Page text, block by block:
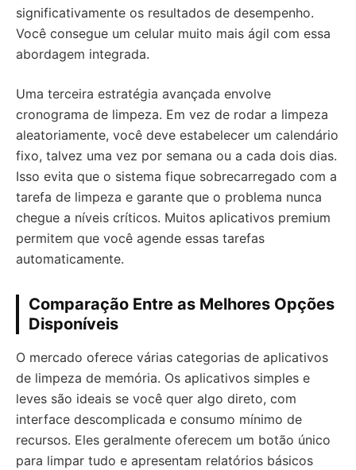
significativamente os resultados de desempenho.
Você consegue um celular muito mais ágil com essa
abordagem integrada.
Uma terceira estratégia avançada envolve
cronograma de limpeza. Em vez de rodar a limpeza
aleatoriamente, você deve estabelecer um calendário
fixo, talvez uma vez por semana ou a cada dois dias.
Isso evita que o sistema fique sobrecarregado com a
tarefa de limpeza e garante que o problema nunca
chegue a níveis críticos. Muitos aplicativos premium
permitem que você agende essas tarefas
automaticamente.
Comparação Entre as Melhores Opções
Disponíveis
O mercado oferece várias categorias de aplicativos
de limpeza de memória. Os aplicativos simples e
leves são ideais se você quer algo direto, com
interface descomplicada e consumo mínimo de
recursos. Eles geralmente oferecem um botão único
para limpar tudo e apresentam relatórios básicos